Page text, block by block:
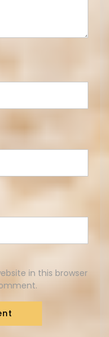
in this browser